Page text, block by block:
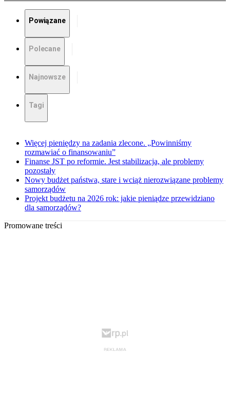
Powiązane
Polecane
Najnowsze
Tagi
Więcej pieniędzy na zadania zlecone. „Powinniśmy
rozmawiać o finansowaniu”
Finanse JST po reformie. Jest stabilizacja, ale problemy
pozostały
Nowy budżet państwa, stare i wciąż nierozwiązane problemy
samorządów
Projekt budżetu na 2026 rok: jakie pieniądze przewidziano
dla samorządów?
Promowane treści